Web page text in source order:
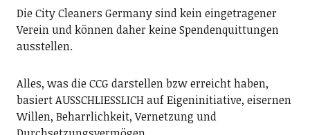
Die City Cleaners Germany sind kein eingetragener
Verein und können daher keine Spendenquittungen
ausstellen.
Alles, was die CCG darstellen bzw erreicht haben,
basiert AUSSCHLIESSLICH auf Eigeninitiative, eisernen
Willen, Beharrlichkeit, Vernetzung und